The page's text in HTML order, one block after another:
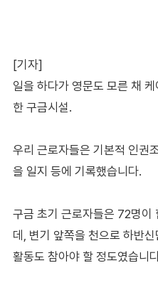
[기자]
일을 하다가 영문도 모른 채
한 구금시설.
우리 근로자들은 기본적 인권
을 일지 등에 기록했습니다.
구금 초기 근로자들은 72명이
데, 변기 앞쪽을 천으로 하반
활동도 참아야 할 정도였습니